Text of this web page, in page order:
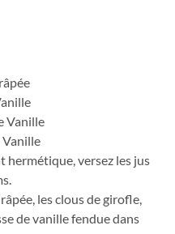
Vanille
Vanille
hermétique, versez les jus
les clous de girofle,
de vanille fendue dans